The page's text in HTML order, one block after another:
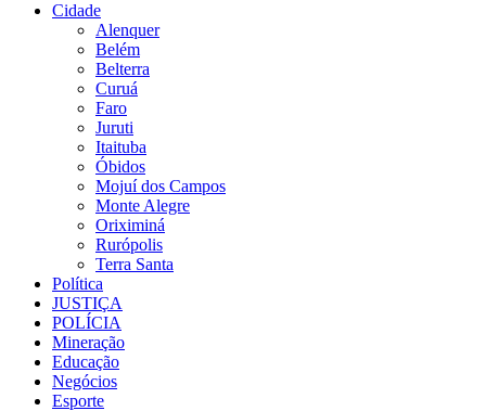
Cidade
Alenquer
Belém
Belterra
Curuá
Faro
Juruti
Itaituba
Óbidos
Mojuí dos Campos
Monte Alegre
Oriximiná
Rurópolis
Terra Santa
Política
JUSTIÇA
POLÍCIA
Mineração
Educação
Negócios
Esporte